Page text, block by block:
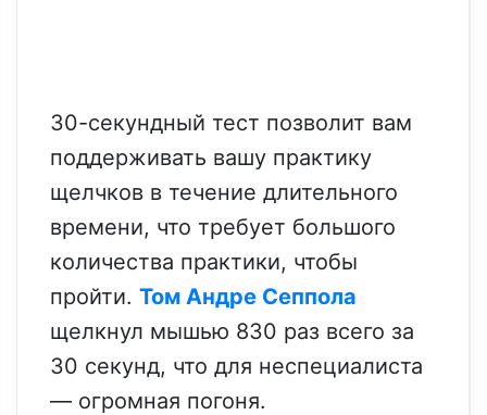
30-секундный тест позволит вам
поддерживать вашу практику
щелчков в течение длительного
времени, что требует большого
количества практики, чтобы
пройти. Том Андре Сеппола
щелкнул мышью 830 раз всего за
30 секунд, что для неспециалиста
— огромная погоня.